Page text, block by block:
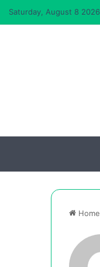
Saturday, August 8 2026
Home